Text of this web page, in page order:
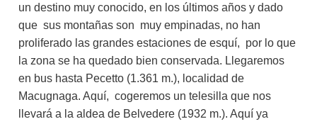
un destino muy conocido, en los últimos años y dado
que sus montañas son muy empinadas, no han
proliferado las grandes estaciones de esquí, por lo que
la zona se ha quedado bien conservada. Llegaremos
en bus hasta Pecetto (1.361 m.), localidad de
Macugnaga. Aquí, cogeremos un telesilla que nos
llevará a la aldea de Belvedere (1932 m.). Aquí ya